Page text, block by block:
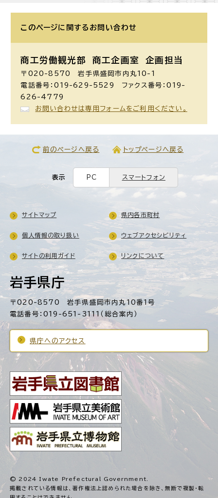
このページに関する お問い合わせ
商工労働観光部 商工企画室 企画担当
〒020-8570 岩手県盛岡市内丸10-1
電話番号：019-629-5529 ファクス番号：019-
626-4779
お問い合わせは専用フォームをご利用ください。
前のページへ戻る トップページへ戻る
表示 PC スマートフォン
岩手県庁
〒020-8570 岩手県盛岡市内丸10番1号
電話番号：019-651-3111（総合案内）
県庁へのアクセス
サイトマップ 県内各市町村
個人情報の取り扱い ウェブアクセシビリティ
サイトの利用ガイド リンクについて
© 2024 Iwate Prefectural Government.
掲載されている情報は、著作権法上認められた場合を除き、無断で複製・転